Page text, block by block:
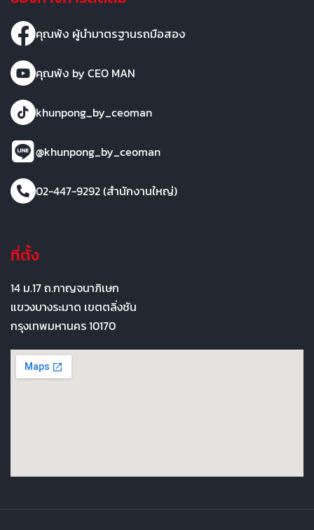
คุณพ้ง ผู้นำมาตรฐานรถมือสอง
คุณพ้ง by CEO MAN
khunpong_by_ceoman
@khunpong_by_ceoman
02-447-9292 (สำนักงานใหญ่)
ที่ตั้ง
14 ม.17 ถ.กาญจนาภิเษก
แขวงบางระมาด เขตตลิ่งชัน
กรุงเทพมหานคร 10170